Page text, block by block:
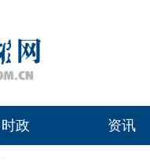
时政 资讯